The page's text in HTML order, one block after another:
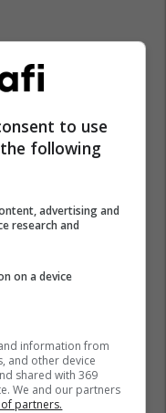
to use
following
advertising and
research and
on a device
information from
and other device
shared with 369
We and our partners
of partners.